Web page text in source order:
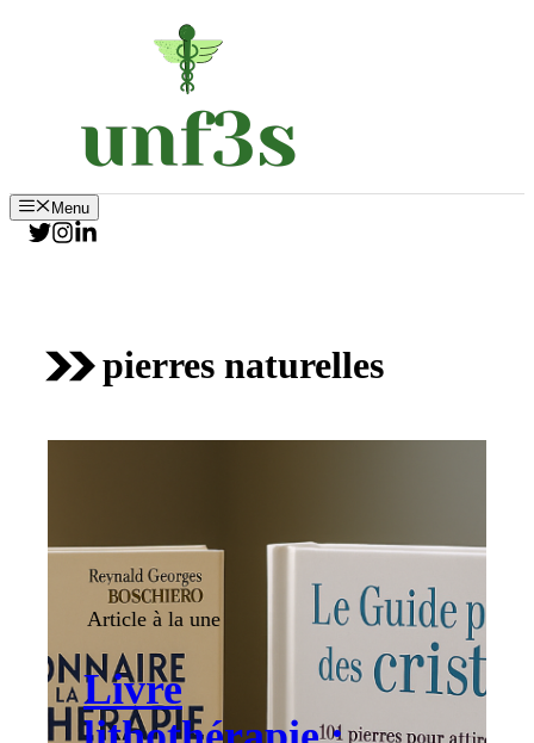
Menu
pierres naturelles
Article à la une
Livre